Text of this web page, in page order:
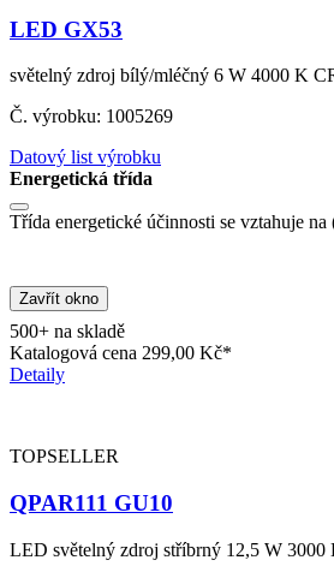
LED GX53
světelný zdroj bílý/mléčný 6 W 4000 K
Č. výrobku: 1005269
Datový list výrobku
Energetická třída
Třída energetické účinnosti se vztahuje na
Zavřít okno
500+ na skladě
Katalogová cena 299,00 Kč*
Detaily
TOPSELLER
QPAR111 GU10
LED světelný zdroj stříbrný 12,5 W 3000